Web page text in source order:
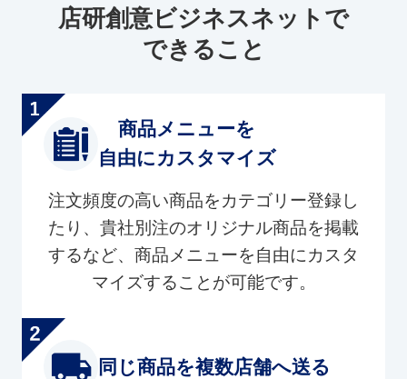
店研創意ビジネスネットで
できること
商品メニューを
自由にカスタマイズ
注文頻度の高い商品をカテゴリー登録し
たり、貴社別注のオリジナル商品を掲載
するなど、商品メニューを自由にカスタ
マイズすることが可能です。
同じ商品を複数店舗へ送る